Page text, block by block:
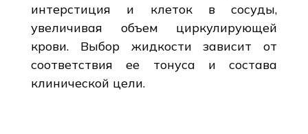
интерстиция и клеток в сосуды,
увеличивая объем циркулирующей
крови. Выбор жидкости зависит от
соответствия ее тонуса и состава
клинической цели.